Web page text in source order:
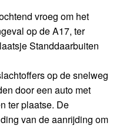
vroeg om het
op de A17, ter
Standdaarbuiten
op de snelweg
door een auto met
ter plaatse. De
van de aanrijding om